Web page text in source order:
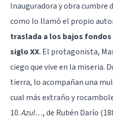
Inauguradora y obra
como lo llamó el propio
traslada a los bajos
siglo XX. El protagonista,
ciego que vive en la miseria.
tierra, lo acompañan una
cual más extraño y
10.Azul…, de Rubén Darío